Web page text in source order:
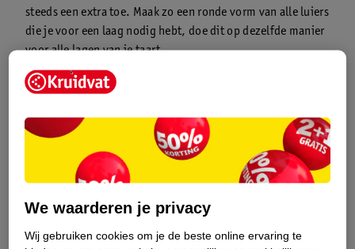
steeds een extra toe. Maak zo een ronde vorm van alle luiers
die je voor een laag nodig hebt, doe dit op dezelfde manier
voor alle lagen van je taart.
Maak je een luiertaart met twee of drie lagen? Haal dan bij
elke laag één luier uit het midden en vervang deze door een
zorg je ervoor dat je taart stevig en één geheel wordt.
Versier naar wens de buitenkant van de taart met
cadeaupapier, lint en andere versieringen. Gebruik een
opgerolde luier om het cadeaupapier op de juiste hoogte te
knippen.
of drie luiers weg te halen en deze te vervangen door
We waarderen je privacy
Wij gebruiken cookies om je de beste online ervaring te